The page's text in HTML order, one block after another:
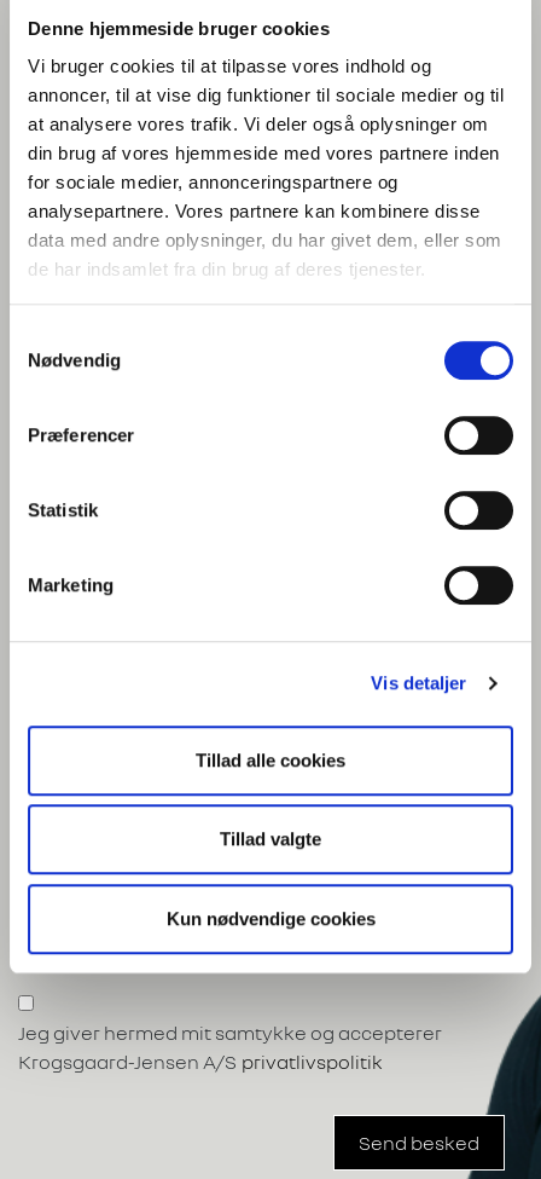
Denne hjemmeside bruger cookies
Vi bruger cookies til at tilpasse vores indhold og
annoncer, til at vise dig funktioner til sociale medier og til
at analysere vores trafik. Vi deler også oplysninger om
din brug af vores hjemmeside med vores partnere inden
for sociale medier, annonceringspartnere og
analysepartnere. Vores partnere kan kombinere disse
data med andre oplysninger, du har givet dem, eller som
de har indsamlet fra din brug af deres tjenester.
Nødvendig
Præferencer
Statistik
Marketing
Vis detaljer
Tillad alle cookies
Tillad valgte
Kun nødvendige cookies
Kontakt os
Hos Krogsgaard står vi altid klar til at hjælpe dig med
at finde den bedste løsning til din bil. Du er altid
velkommen til at kontakte os for at høre mere eller for
at få et uforpligtende tilbud.
Navn*
Hvilken afdeling ønsker du kontakt med
Bilplejecenter
Tilbehør
Besked
Jeg giver hermed mit samtykke og accepterer
Krogsgaard-Jensen A/S privatlivspolitik